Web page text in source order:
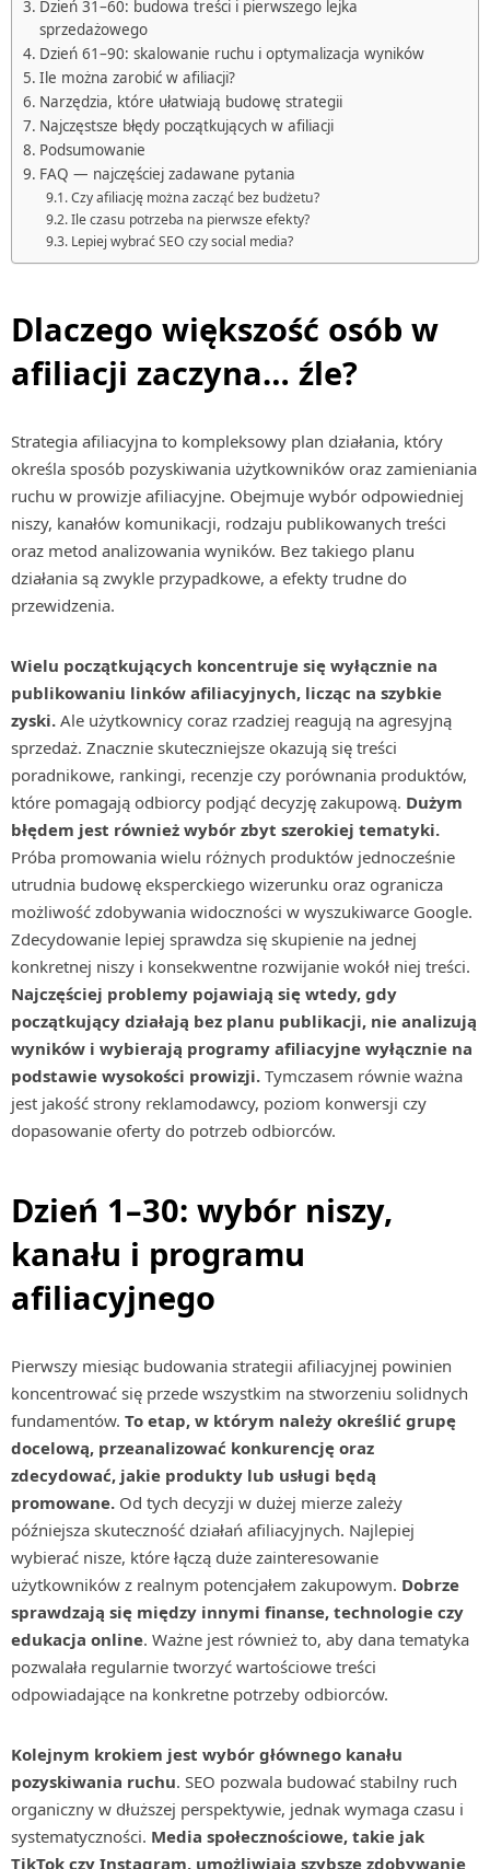
Dzień 31–60: budowa treści i pierwszego lejka
sprzedażowego
Dzień 61–90: skalowanie ruchu i optymalizacja wyników
Ile można zarobić w afiliacji?
Narzędzia, które ułatwiają budowę strategii
Najczęstsze błędy początkujących w afiliacji
Podsumowanie
FAQ — najczęściej zadawane pytania
Czy afiliację można zacząć bez budżetu?
Ile czasu potrzeba na pierwsze efekty?
Lepiej wybrać SEO czy social media?
Dlaczego większość osób w
afiliacji zaczyna… źle?
Strategia afiliacyjna to kompleksowy plan działania, który
określa sposób pozyskiwania użytkowników oraz zamieniania
ruchu w prowizje afiliacyjne. Obejmuje wybór odpowiedniej
niszy, kanałów komunikacji, rodzaju publikowanych treści
oraz metod analizowania wyników. Bez takiego planu
działania są zwykle przypadkowe, a efekty trudne do
przewidzenia.
Wielu początkujących koncentruje się wyłącznie na
publikowaniu linków afiliacyjnych, licząc na szybkie
zyski. Ale użytkownicy coraz rzadziej reagują na agresyjną
sprzedaż. Znacznie skuteczniejsze okazują się treści
poradnikowe, rankingi, recenzje czy porównania produktów,
które pomagają odbiorcy podjąć decyzję zakupową. Dużym
błędem jest również wybór zbyt szerokiej tematyki.
Próba promowania wielu różnych produktów jednocześnie
utrudnia budowę eksperckiego wizerunku oraz ogranicza
możliwość zdobywania widoczności w wyszukiwarce Google.
Zdecydowanie lepiej sprawdza się skupienie na jednej
konkretnej niszy i konsekwentne rozwijanie wokół niej treści.
Najczęściej problemy pojawiają się wtedy, gdy
początkujący działają bez planu publikacji, nie analizują
wyników i wybierają programy afiliacyjne wyłącznie na
podstawie wysokości prowizji. Tymczasem równie ważna
jest jakość strony reklamodawcy, poziom konwersji czy
dopasowanie oferty do potrzeb odbiorców.
Dzień 1–30: wybór niszy,
kanału i programu
afiliacyjnego
Pierwszy miesiąc budowania strategii afiliacyjnej powinien
koncentrować się przede wszystkim na stworzeniu solidnych
fundamentów. To etap, w którym należy określić grupę
docelową, przeanalizować konkurencję oraz
zdecydować, jakie produkty lub usługi będą
promowane. Od tych decyzji w dużej mierze zależy
późniejsza skuteczność działań afiliacyjnych. Najlepiej
wybierać nisze, które łączą duże zainteresowanie
użytkowników z realnym potencjałem zakupowym. Dobrze
sprawdzają się między innymi finanse, technologie czy
edukacja online. Ważne jest również to, aby dana tematyka
pozwalała regularnie tworzyć wartościowe treści
odpowiadające na konkretne potrzeby odbiorców.
Kolejnym krokiem jest wybór głównego kanału
pozyskiwania ruchu. SEO pozwala budować stabilny ruch
organiczny w dłuższej perspektywie, jednak wymaga czasu i
systematyczności. Media społecznościowe, takie jak
TikTok czy Instagram, umożliwiają szybsze zdobywanie